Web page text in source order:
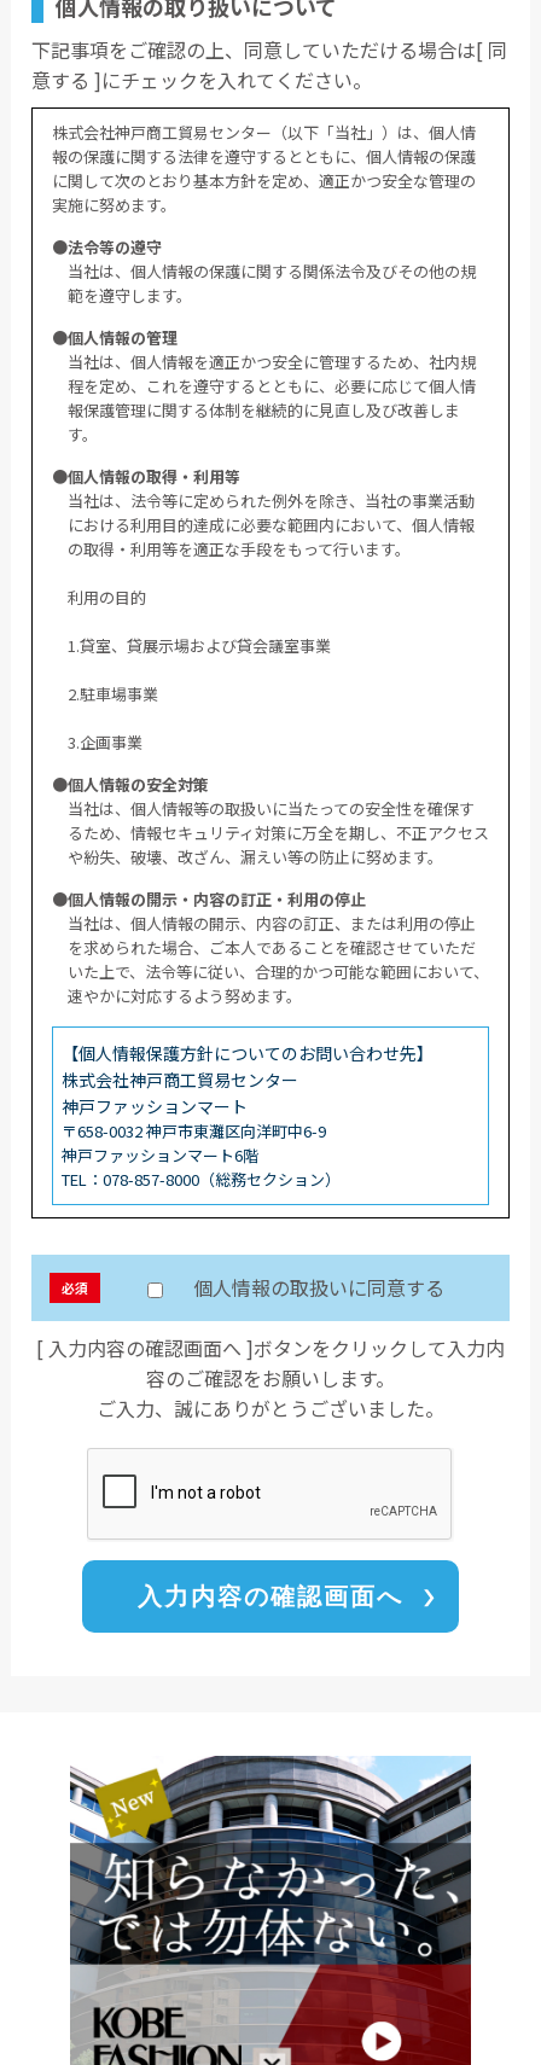
下記事項をご確認の上、同意していただける場合は[ 同
意する ]にチェックを入れてください。
株式会社神戸商工貿易センター（以下「当社」）は、個人情
報の保護に関する法律を遵守するとともに、個人情報の保護
に関して次のとおり基本方針を定め、適正かつ安全な管理の
実施に努めます。
●法令等の遵守
当社は、個人情報の保護に関する関係法令及びその他の規
範を遵守します。
●個人情報の管理
当社は、個人情報を適正かつ安全に管理するため、社内規
程を定め、これを遵守するとともに、必要に応じて個人情
報保護管理に関する体制を継続的に見直し及び改善しま
す。
●個人情報の取得・利用等
当社は、法令等に定められた例外を除き、当社の事業活動
における利用目的達成に必要な範囲内において、個人情報
の取得・利用等を適正な手段をもって行います。
利用の目的
1.貸室、貸展示場および貸会議室事業
2.駐車場事業
3.企画事業
●個人情報の安全対策
当社は、個人情報等の取扱いに当たっての安全性を確保す
るため、情報セキュリティ対策に万全を期し、不正アクセス
や紛失、破壊、改ざん、漏えい等の防止に努めます。
●個人情報の開示・内容の訂正・利用の停止
当社は、個人情報の開示、内容の訂正、または利用の停止
を求められた場合、ご本人であることを確認させていただ
いた上で、法令等に従い、合理的かつ可能な範囲において、
速やかに対応するよう努めます。
【個人情報保護方針についてのお問い合わせ先】
株式会社神戸商工貿易センター
神戸ファッションマート
〒658-0032 神戸市東灘区向洋町中6-9
神戸ファッションマート6階
TEL：078-857-8000（総務セクション）
必須 個人情報の取扱いに同意する
[ 入力内容の確認画面へ ]ボタンをクリックして入力内
容のご確認をお願いします。
ご入力、誠にありがとうございました。
入力内容の確認画面へ